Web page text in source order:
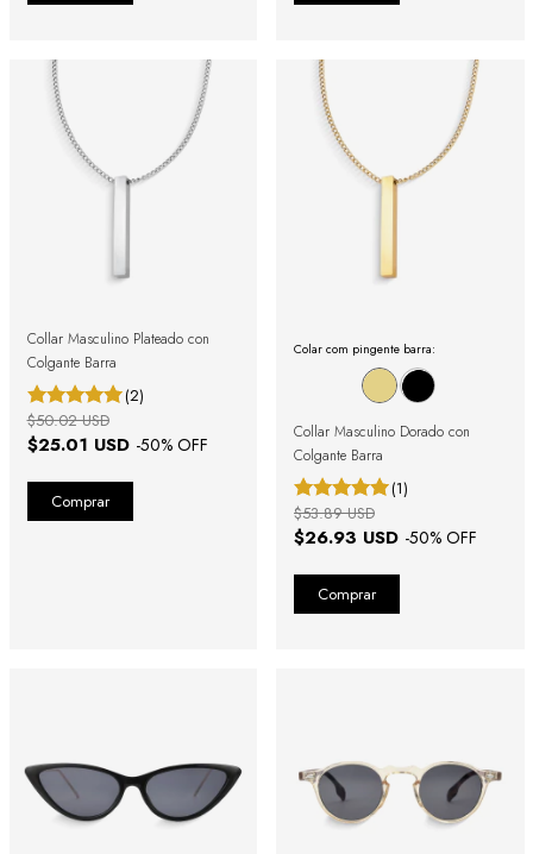
Collar Masculino Plateado con
Colgante Barra
(2)
$25.01 USD -50% OFF
$50.02 USD
Colar com pingente barra:
Collar Masculino Dorado con
Colgante Barra
(1)
$26.93 USD -50% OFF
$53.89 USD